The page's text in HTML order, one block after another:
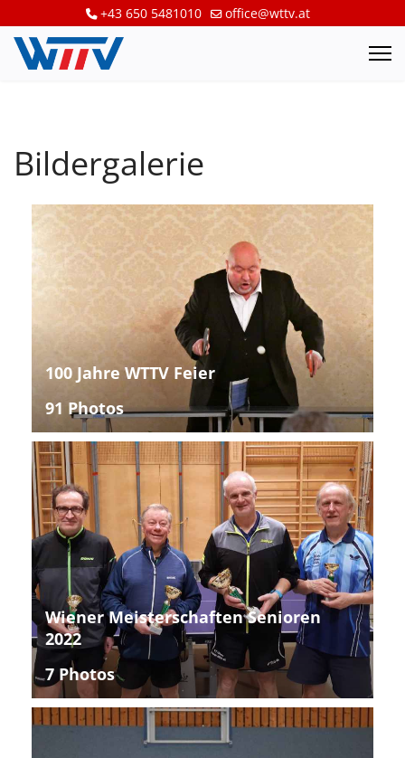
+43 650 5481010 office@wttv.at
Bildergalerie
100 Jahre WTTV Feier
91 Photos
Wiener Meisterschaften Senioren
2022
7 Photos